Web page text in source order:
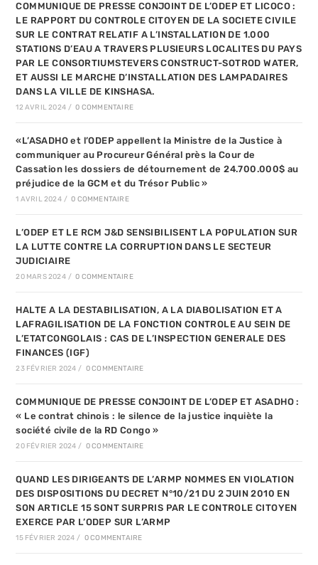
COMMUNIQUE DE PRESSE CONJOINT DE L’ODEP ET LICOCO :
LE RAPPORT DU CONTROLE CITOYEN DE LA SOCIETE CIVILE
SUR LE CONTRAT RELATIF A L’INSTALLATION DE 1.000
STATIONS D’EAU A TRAVERS PLUSIEURS LOCALITES DU PAYS
PAR LE CONSORTIUMSTEVERS CONSTRUCT-SOTROD WATER,
ET AUSSI LE MARCHE D’INSTALLATION DES LAMPADAIRES
DANS LA VILLE DE KINSHASA.
12 AVRIL 2024 / 0 COMMENTAIRE
«L’ASADHO et l’ODEP appellent la Ministre de la Justice à
communiquer au Procureur Général près la Cour de
Cassation les dossiers de détournement de 24.700.000$ au
préjudice de la GCM et du Trésor Public »
1 AVRIL 2024 / 0 COMMENTAIRE
L’ODEP ET LE RCM J&D SENSIBILISENT LA POPULATION SUR
LA LUTTE CONTRE LA CORRUPTION DANS LE SECTEUR
JUDICIAIRE
20 MARS 2024 / 0 COMMENTAIRE
HALTE A LA DESTABILISATION, A LA DIABOLISATION ET A
LAFRAGILISATION DE LA FONCTION CONTROLE AU SEIN DE
L’ETATCONGOLAIS : CAS DE L’INSPECTION GENERALE DES
FINANCES (IGF)
23 FÉVRIER 2024 / 0 COMMENTAIRE
COMMUNIQUE DE PRESSE CONJOINT DE L’ODEP ET ASADHO :
« Le contrat chinois : le silence de la justice inquiète la
société civile de la RD Congo »
20 FÉVRIER 2024 / 0 COMMENTAIRE
QUAND LES DIRIGEANTS DE L’ARMP NOMMES EN VIOLATION
DES DISPOSITIONS DU DECRET N°10/21 DU 2 JUIN 2010 EN
SON ARTICLE 15 SONT SURPRIS PAR LE CONTROLE CITOYEN
EXERCE PAR L’ODEP SUR L’ARMP
15 FÉVRIER 2024 / 0 COMMENTAIRE